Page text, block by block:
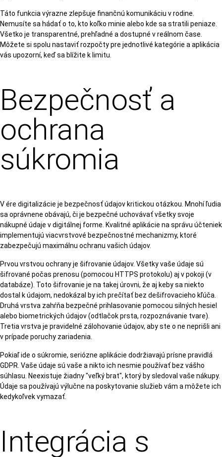
Táto funkcia výrazne zlepšuje finančnú komunikáciu v rodine.
Nemusíte sa hádať o to, kto koľko minie alebo kde sa stratili peniaze.
Všetko je transparentné, prehľadné a dostupné v reálnom čase.
Môžete si spolu nastaviť rozpočty pre jednotlivé kategórie a aplikácia
vás upozorní, keď sa blížite k limitu.
Bezpečnosť a
ochrana
súkromia
V ére digitalizácie je bezpečnosť údajov kritickou otázkou. Mnohí ľudia
sa oprávnene obávajú, či je bezpečné uchovávať všetky svoje
nákupné údaje v digitálnej forme. Kvalitné aplikácie na správu účteniek
implementujú viacvrstvové bezpečnostné mechanizmy, ktoré
zabezpečujú maximálnu ochranu vašich údajov.
Prvou vrstvou ochrany je šifrovanie údajov. Všetky vaše údaje sú
šifrované počas prenosu (pomocou HTTPS protokolu) aj v pokoji (v
databáze). Toto šifrovanie je na takej úrovni, že aj keby sa niekto
dostal k údajom, nedokázal by ich prečítať bez dešifrovacieho kľúča.
Druhá vrstva zahŕňa bezpečné prihlasovanie pomocou silných hesiel
alebo biometrických údajov (odtlačok prsta, rozpoznávanie tvare).
Tretia vrstva je pravidelné zálohovanie údajov, aby ste o ne neprišli ani
v prípade poruchy zariadenia.
Pokiaľ ide o súkromie, seriózne aplikácie dodržiavajú prísne pravidlá
GDPR. Vaše údaje sú vaše a nikto ich nesmie používať bez vášho
súhlasu. Neexistuje žiadny "veľký brat", ktorý by sledoval vaše nákupy.
Údaje sa používajú výlučne na poskytovanie služieb vám a môžete ich
kedykoľvek vymazať.
Integrácia s